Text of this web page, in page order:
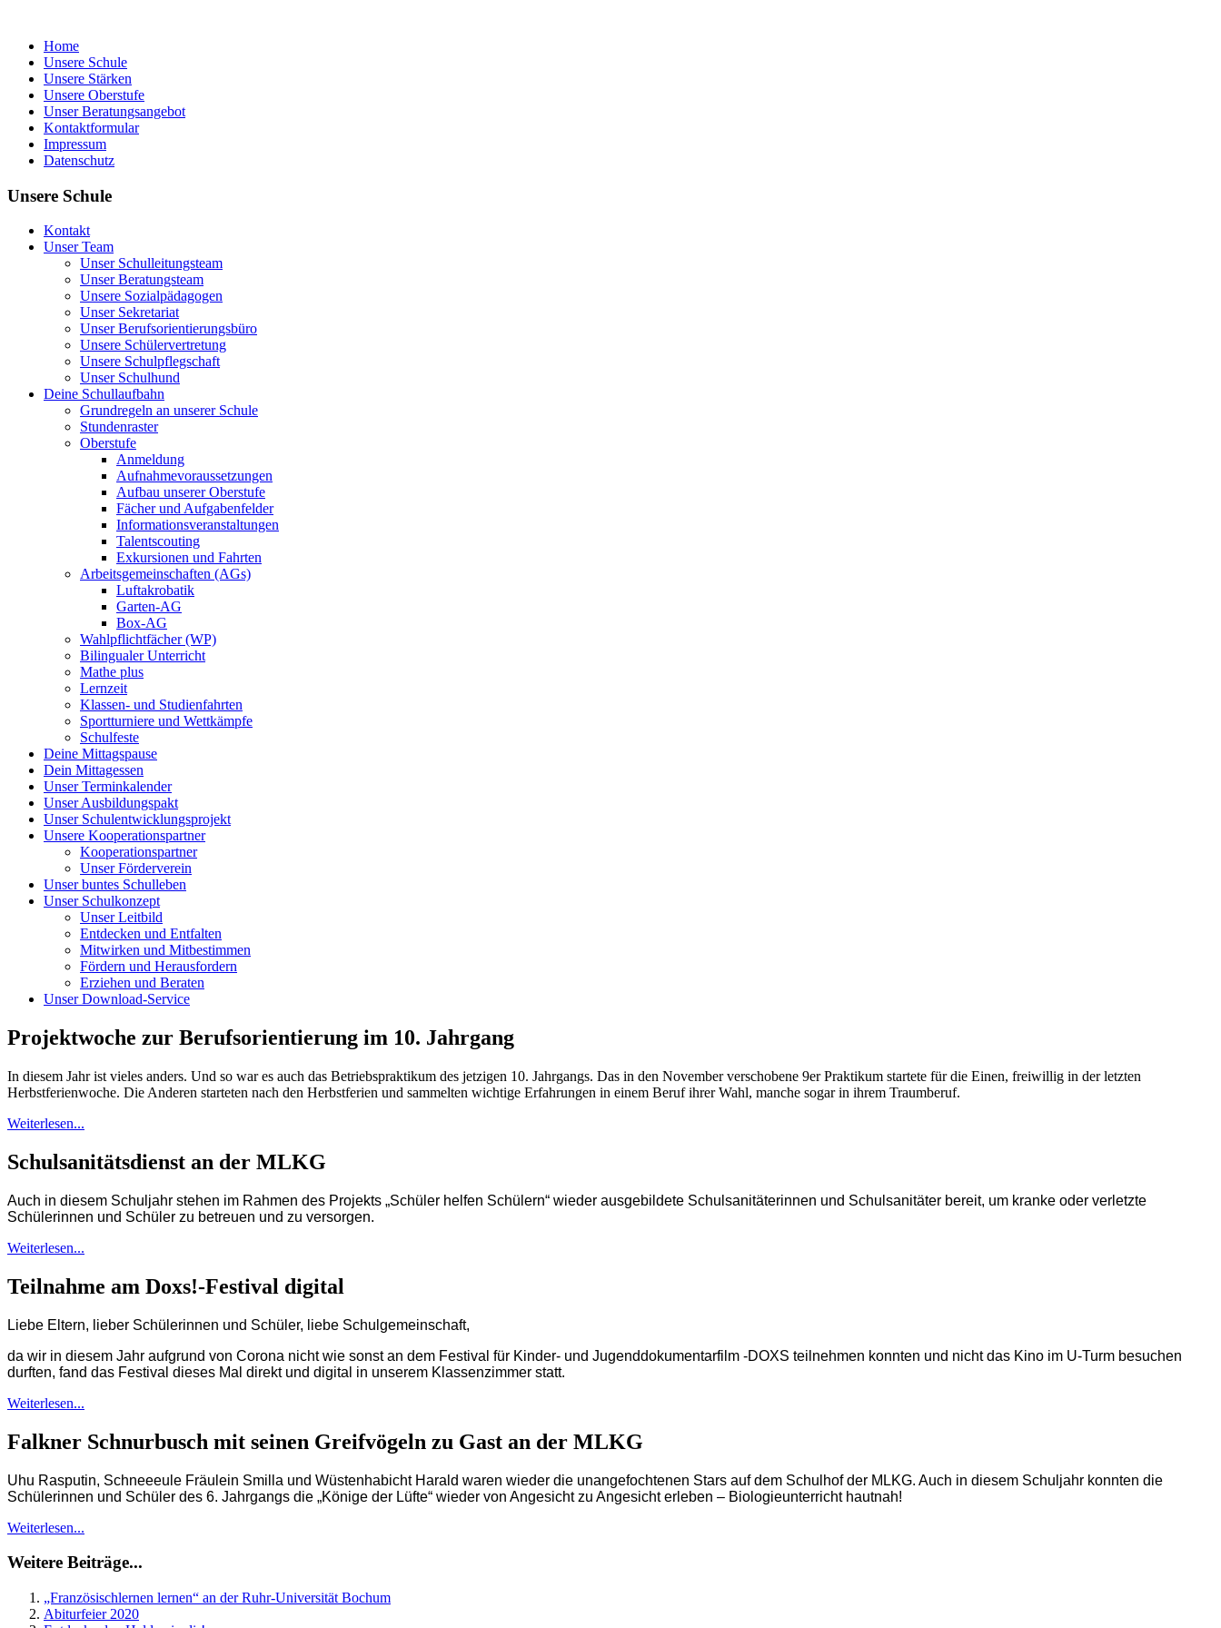
Home
Unsere Schule
Unsere Stärken
Unsere Oberstufe
Unser Beratungsangebot
Kontaktformular
Impressum
Datenschutz
Unsere Schule
Kontakt
Unser Team
Unser Schulleitungsteam
Unser Beratungsteam
Unsere Sozialpädagogen
Unser Sekretariat
Unser Berufsorientierungsbüro
Unsere Schülervertretung
Unsere Schulpflegschaft
Unser Schulhund
Deine Schullaufbahn
Grundregeln an unserer Schule
Stundenraster
Oberstufe
Anmeldung
Aufnahmevoraussetzungen
Aufbau unserer Oberstufe
Fächer und Aufgabenfelder
Informationsveranstaltungen
Talentscouting
Exkursionen und Fahrten
Arbeitsgemeinschaften (AGs)
Luftakrobatik
Garten-AG
Box-AG
Wahlpflichtfächer (WP)
Bilingualer Unterricht
Mathe plus
Lernzeit
Klassen- und Studienfahrten
Sportturniere und Wettkämpfe
Schulfeste
Deine Mittagspause
Dein Mittagessen
Unser Terminkalender
Unser Ausbildungspakt
Unser Schulentwicklungsprojekt
Unsere Kooperationspartner
Kooperationspartner
Unser Förderverein
Unser buntes Schulleben
Unser Schulkonzept
Unser Leitbild
Entdecken und Entfalten
Mitwirken und Mitbestimmen
Fördern und Herausfordern
Erziehen und Beraten
Unser Download-Service
Projektwoche zur Berufsorientierung im 10. Jahrgang
In diesem Jahr ist vieles anders. Und so war es auch das Betriebspraktikum des jetzigen 10. Jahrgangs. Das in den November verschobene 9er Praktikum startete für die Einen, freiwillig in der letzten
Herbstferienwoche. Die Anderen starteten nach den Herbstferien und sammelten wichtige Erfahrungen in einem Beruf ihrer Wahl, manche sogar in ihrem Traumberuf.
Weiterlesen...
Schulsanitätsdienst an der MLKG
Auch in diesem Schuljahr stehen im Rahmen des Projekts „Schüler helfen Schülern“ wieder ausgebildete Schulsanitäterinnen und Schulsanitäter bereit, um kranke oder verletzte
Schülerinnen und Schüler zu betreuen und zu versorgen.
Weiterlesen...
Teilnahme am Doxs!-Festival digital
Liebe Eltern, lieber Schülerinnen und Schüler, liebe Schulgemeinschaft,
da wir in diesem Jahr aufgrund von Corona nicht wie sonst an dem Festival für Kinder- und Jugenddokumentarfilm -DOXS teilnehmen konnten und nicht das Kino im U-Turm besuchen
durften, fand das Festival dieses Mal direkt und digital in unserem Klassenzimmer statt.
Weiterlesen...
Falkner Schnurbusch mit seinen Greifvögeln zu Gast an der MLKG
Uhu Rasputin, Schneeeule Fräulein Smilla und Wüstenhabicht Harald waren wieder die unangefochtenen Stars auf dem Schulhof der MLKG. Auch in diesem Schuljahr konnten die
Schülerinnen und Schüler des 6. Jahrgangs die „Könige der Lüfte“ wieder von Angesicht zu Angesicht erleben – Biologieunterricht hautnah!
Weiterlesen...
Weitere Beiträge...
„Französischlernen lernen“ an der Ruhr-Universität Bochum
Abiturfeier 2020